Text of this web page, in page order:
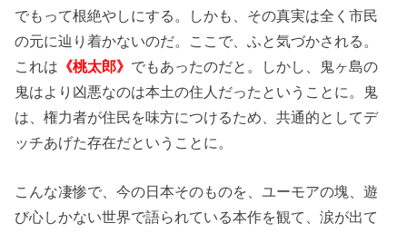
でもって根絶やしにする。しかも、その真実は全く市民
の元に辿り着かないのだ。ここで、ふと気づかされる。
これは 《桃太郎》 でもあったのだと。しかし、鬼ヶ島の
鬼はより凶悪なのは本土の住人だったということに。鬼
は、権力者が住民を味方につけるため、共通的としてデ
ッチあげた存在だということに。
こんな凄惨で、今の日本そのものを、ユーモアの塊、遊
び心しかない世界で語られている本作を観て、涙が出て